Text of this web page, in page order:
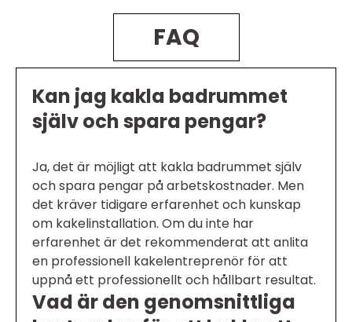
FAQ
Kan jag kakla badrummet
själv och spara pengar?
Ja, det är möjligt att kakla badrummet själv
och spara pengar på arbetskostnader. Men
det kräver tidigare erfarenhet och kunskap
om kakelinstallation. Om du inte har
erfarenhet är det rekommenderat att anlita
en professionell kakelentreprenör för att
uppnå ett professionellt och hållbart resultat.
Vad är den genomsnittliga